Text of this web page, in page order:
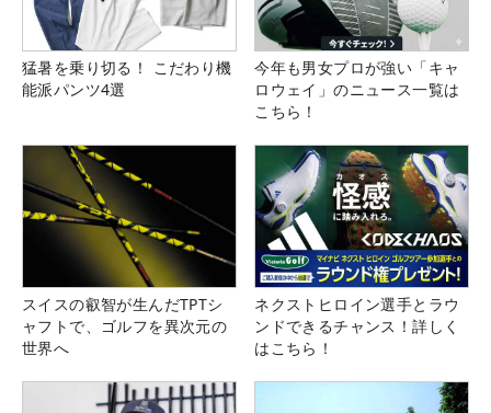
猛暑を乗り切る！ こだわり機
能派パンツ4選
今年も男女プロが強い「キャ
ロウェイ」のニュース一覧は
こちら！
スイスの叡智が生んだTPTシ
ャフトで、ゴルフを異次元の
世界へ
ネクストヒロイン選手とラウ
ンドできるチャンス！詳しく
はこちら！